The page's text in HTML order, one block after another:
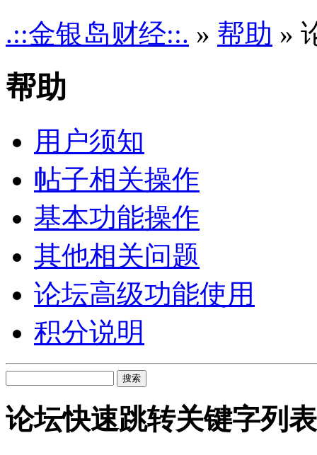
.::金银岛财经::. » 帮助 »
帮助
用户须知
帖子相关操作
基本功能操作
其他相关问题
论坛高级功能使用
积分说明
搜索
论坛快速跳转关键字列表